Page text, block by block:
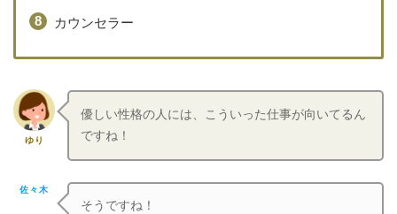
カウンセラー
ゆり
優しい性格の人には、こういった仕事が向いてるん
ですね！
佐々木
そうですね！